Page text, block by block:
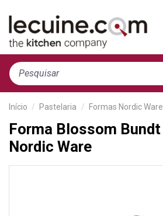
Início Pastelaria Formas Nordic Ware
Forma Blossom Bundt
Nordic Ware